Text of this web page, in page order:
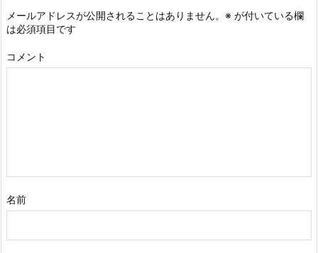
メールアドレスが公開されることはありません。 ※ が付いている欄
は必須項目です
コメント
名前